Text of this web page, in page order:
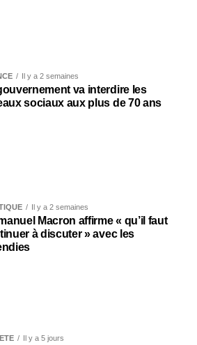
Il y a 2 semaines
va interdire les
sociaux aux plus de 70 ans
Il y a 2 semaines
Macron affirme « qu’il faut
à discuter » avec les
Il y a 5 jours